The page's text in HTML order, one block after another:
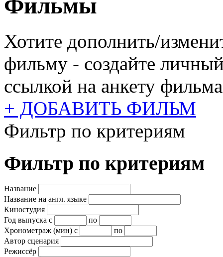
Фильмы
Хотите дополнить/
фильму - создайте
ссылкой на анкету
+ ДОБАВИТЬ ФИЛЬМ
Фильтр по критериям
Фильтр по критериям
Название
Название на англ. языке
Киностудия
Год выпуска с
по
Хронометраж (мин) с
по
Автор сценария
Режиссёр